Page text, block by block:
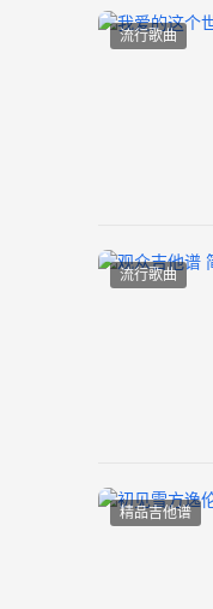
流行歌曲
流行歌曲
精品吉他谱